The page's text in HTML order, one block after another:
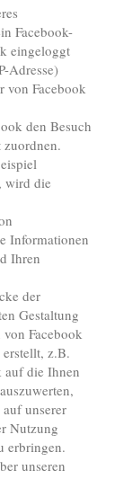
Facebook-
eingeloggt
Adresse)
von Facebook
den Besuch
zuordnen.
wird die
Informationen
Ihren
der
Gestaltung
Facebook
z.B.
auf die Ihnen
unserer
Nutzung
erbringen.
unseren